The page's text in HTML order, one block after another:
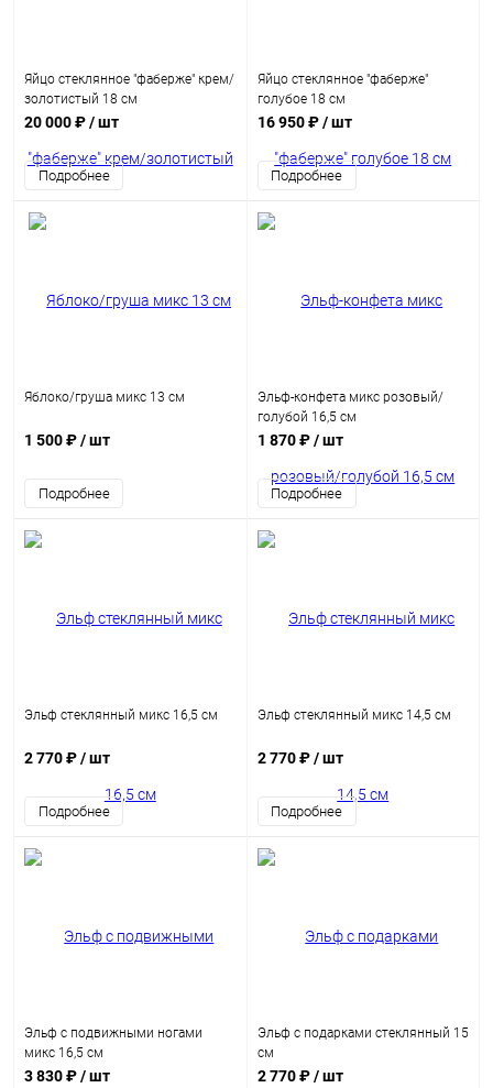
Яйцо стеклянное "фаберже" крем/
золотистый 18 см
20 000 ₽/ шт
Подробнее
Яйцо стеклянное "фаберже"
голубое 18 см
16 950 ₽/ шт
Подробнее
Яблоко/груша микс 13 см
1 500 ₽/ шт
Подробнее
Эльф-конфета микс розовый/
голубой 16,5 см
1 870 ₽/ шт
Подробнее
Эльф стеклянный микс 16,5 см
2 770 ₽/ шт
Подробнее
Эльф стеклянный микс 14,5 см
2 770 ₽/ шт
Подробнее
Эльф с подвижными ногами
микс 16,5 см
3 830 ₽/ шт
Эльф с подарками стеклянный 15
см
2 770 ₽/ шт